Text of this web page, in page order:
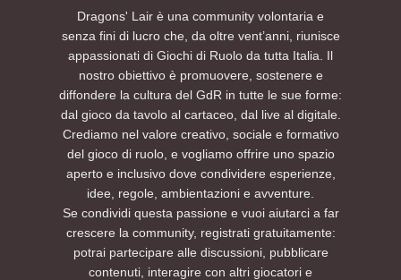
Dragons' Lair è una community volontaria e
senza fini di lucro che, da oltre vent’anni, riunisce
appassionati di Giochi di Ruolo da tutta Italia. Il
nostro obiettivo è promuovere, sostenere e
diffondere la cultura del GdR in tutte le sue forme:
dal gioco da tavolo al cartaceo, dal live al digitale.
Crediamo nel valore creativo, sociale e formativo
del gioco di ruolo, e vogliamo offrire uno spazio
aperto e inclusivo dove condividere esperienze,
idee, regole, ambientazioni e avventure.
Se condividi questa passione e vuoi aiutarci a far
crescere la community, registrati gratuitamente:
potrai partecipare alle discussioni, pubblicare
contenuti, interagire con altri giocatori e